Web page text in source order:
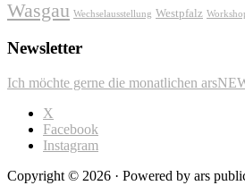
Wasgau Wechselausstellung Westpfalz
Newsletter
Ich möchte gerne die monatlichen
X
Facebook
Instagram
Copyright © 2026 · Powered by ars